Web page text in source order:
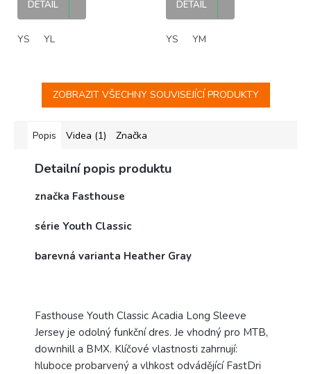
DETAIL
YS YL
DETAIL
YS YM
ZOBRAZIT VŠECHNY SOUVISEJÍCÍ PRODUKTY
Popis Videa (1) Značka
Detailní popis produktu
značka Fasthouse
série Youth Classic
barevná varianta Heather Gray
Fasthouse Youth Classic Acadia Long Sleeve
Jersey je odolný funkční dres. Je vhodný pro MTB,
downhill a BMX. Klíčové vlastnosti zahrnují:
hluboce probarvený a vlhkost odvádějící FastDri